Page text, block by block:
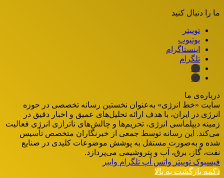
ما را دنبال کنید
توییتر
یوتیوب
اینستاگرام
تلگرام
ایتا
بله
درباره‌ی ما
سایت «خط انرژی» به‌عنوان نخستین رسانه تخصصی در حوزه
انرژی در ایران، با هدف ارائه تحلیل‌های عمیق و اخبار دقیق در
زمینه دیپلماسی انرژی، تحریم‌ها و چالش‌های ناترازی انرژی فعالیت
می‌کند. این رسانه توسط جمعی از خبرنگاران متخصص تأسیس
شده و به‌صورت مستقل به پوشش موضوعات کلیدی در صنایع
نفت، گاز، برق، آب و پتروشیمی می‌پردازد.
فیسبوک توییتر واتس آپ تلگرام وایبر
دکمه بازگشت به بالا